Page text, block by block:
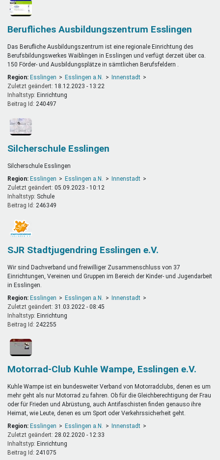
Berufliches Ausbildungszentrum Esslingen
Das Berufliche Ausbildungszentrum ist eine regionale Einrichtung des
Berufsbildungswerkes Waiblingen in Esslingen und verfügt derzeit über ca.
150 Förder- und Ausbildungsplätze in sämtlichen Berufsfeldern .
Region: Esslingen Esslingen a.N.
Innenstadt
Zuletzt geändert: 18.12.2023 - 13:22
Inhaltstyp:
einrichtung
Beitrag Id: 240497
Silcherschule Esslingen
Silcherschule Esslingen
Region: Esslingen Esslingen a.N.
Innenstadt
Zuletzt geändert: 05.09.2023 - 10:12
Inhaltstyp:
schule
Beitrag Id: 246349
SJR Stadtjugendring Esslingen e.V.
Wir sind Dachverband und freiwilliger Zusammenschluss von 37
Einrichtungen, Vereinen und Gruppen im Bereich der Kinder- und Jugendarbeit
in Esslingen.
Region: Esslingen Esslingen a.N.
Innenstadt
Zuletzt geändert: 31.03.2022 - 08:45
Inhaltstyp:
einrichtung
Beitrag Id: 242255
Motorrad-Club Kuhle Wampe, Esslingen e.V.
Kuhle Wampe ist ein bundesweiter Verband von Motorradclubs, denen es um
mehr geht als nur Motorrad zu fahren. Ob für die Gleichberechtigung der Frau
oder für Frieden und Abrüstung, auch Antifaschisten finden genauso ihre
Heimat, wie Leute, denen es um Sport oder Verkehrssicherheit geht.
Region: Esslingen Esslingen a.N.
Innenstadt
Zuletzt geändert: 28.02.2020 - 12:33
Inhaltstyp:
einrichtung
Beitrag Id: 241075